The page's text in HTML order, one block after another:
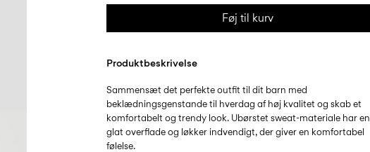
Føj til kurv
Produktbeskrivelse
Sammensæt det perfekte outfit til dit barn med
beklædningsgenstande til hverdag af høj kvalitet og skab et
komfortabelt og trendy look. Ubørstet sweat-materiale har en
glat overflade og løkker indvendigt, der giver en komfortabel
følelse.